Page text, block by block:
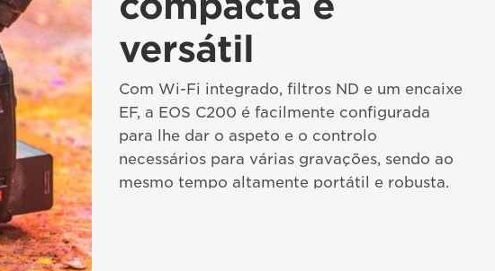
versátil
Com Wi-Fi integrado, filtros ND e um encaixe
EF, a EOS C200 é facilmente configurada
para lhe dar o aspeto e o controlo
necessários para várias gravações, sendo ao
mesmo tempo altamente portátil e robusta.